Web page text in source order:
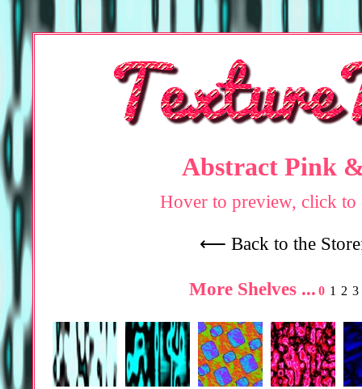
Abstract Pink
Hover to preview, click
⟵ Back to the
More Shelves ... 0 1 2 3